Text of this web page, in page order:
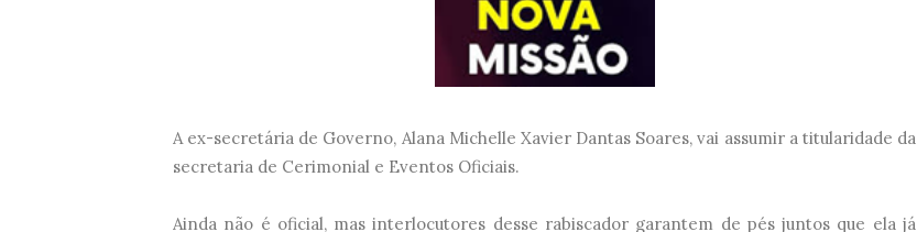
A ex-secretária de Governo, Alana Michelle Xavier Dantas Soares, vai assumir a titularidade da
secretaria de Cerimonial e Eventos Oficiais.
Ainda não é oficial, mas interlocutores desse rabiscador garantem de pés juntos que ela já